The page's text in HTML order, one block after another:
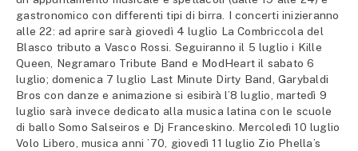
gastronomico con differenti tipi di birra. I concerti inizieranno
alle 22: ad aprire sarà giovedì 4 luglio La Combriccola del
Blasco tributo a Vasco Rossi. Seguiranno il 5 luglio i Kille
Queen, Negramaro Tribute Band e ModHeart il sabato 6
luglio; domenica 7 luglio Last Minute Dirty Band, Garybaldi
Bros con danze e animazione si esibirà l’8 luglio, martedì 9
luglio sarà invece dedicato alla musica latina con le scuole
di ballo Somo Salseiros e Dj Franceskino. Mercoledì 10 luglio
Volo Libero, musica anni ’70, giovedì 11 luglio Zio Phella’s